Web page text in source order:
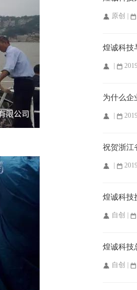
原创 |
煌诚科技
为什么企
祝贺浙江
煌诚科技
自创 |
煌诚科技
自创 |